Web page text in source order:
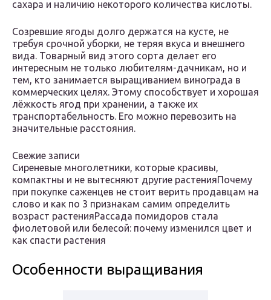
сахара и наличию некоторого количества кислоты.
Созревшие ягоды долго держатся на кусте, не
требуя срочной уборки, не теряя вкуса и внешнего
вида. Товарный вид этого сорта делает его
интересным не только любителям-дачникам, но и
тем, кто занимается выращиванием винограда в
коммерческих целях. Этому способствует и хорошая
лёжкость ягод при хранении, а также их
транспортабельность. Его можно перевозить на
значительные расстояния.
Свежие записи
Сиреневые многолетники, которые красивы,
компактны и не вытесняют другие растенияПочему
при покупке саженцев не стоит верить продавцам на
слово и как по 3 признакам самим определить
возраст растенияРассада помидоров стала
фиолетовой или белесой: почему изменился цвет и
как спасти растения
Особенности выращивания